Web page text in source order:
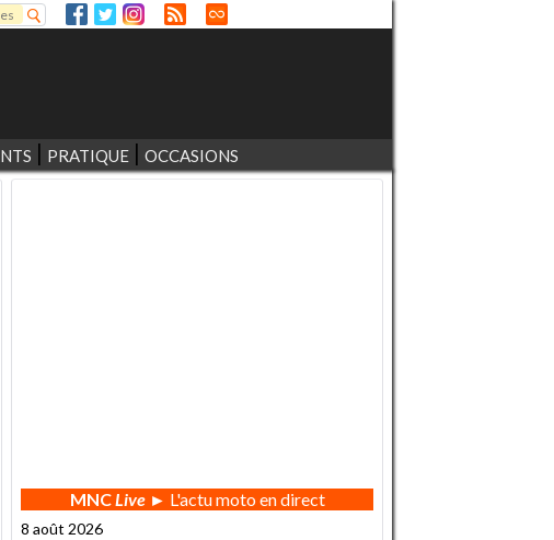
PRATIQUE OCCASIONS
MNCLive► L'actu moto en direct
8 août 2026